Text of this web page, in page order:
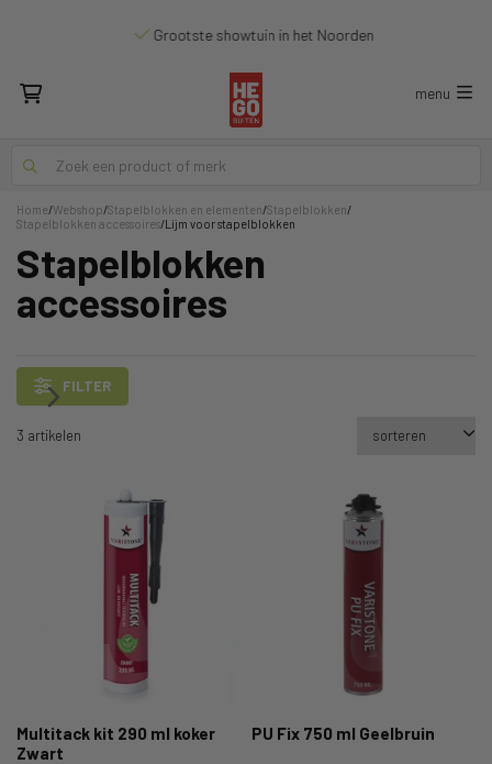
Grootste showtuin in het Noorden
menu
Home/Webshop/Stapelblokken en elementen/Stapelblokken/
Stapelblokken accessoires/Lijm voor stapelblokken
Stapelblokken
accessoires
FILTER
3 artikelen
Multitack kit 290 ml koker
Zwart
PU Fix 750 ml Geelbruin